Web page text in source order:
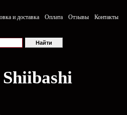
и доставка Оплата Отзывы
Контакты
Shiibashi